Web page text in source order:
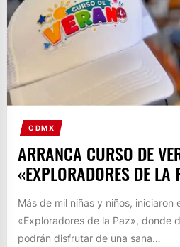
CDMX
ARRANCA CURSO DE
«EXPLORADORES DE
Más de mil niñas y niños, iniciaron
«Exploradores de la Paz», donde
podrán disfrutar de una sana…